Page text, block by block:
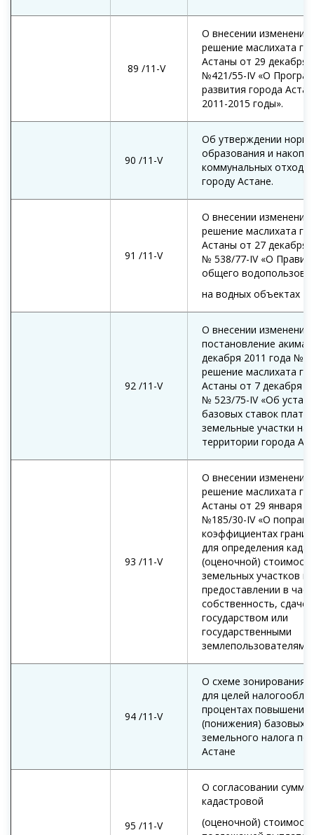
89 /11-V
О внесении изменений
решение маслихата
Астаны от 29 декабря
№421/55-IV «О
развития города
2011-2015 годы».
90 /11-V
Об утверждении норм
образования и
коммунальных
городу Астане.
91 /11-V
О внесении изменений
решение маслихата
Астаны от 27 декабря
№ 538/77-IV «О
общего
на водных объектах
92 /11-V
О внесении изменений
постановление
декабря 2011 года №
решение маслихата
Астаны от 7 декабря
№ 523/75-IV «Об
базовых ставок платы
земельные участки на
территории города
93 /11-V
О внесении изменения
решение маслихата
Астаны от 29 января
№185/30-IV «О
коэффициентах
для определения
(оценочной)
земельных участков
предоставлении в
собственность, сдаче
государством или
государственными
землепользователями
94 /11-V
О схеме зонирования
для целей
процентах повышения
(понижения) базовых
земельного налога по
Астане
95 /11-V
О согласовании суммы
кадастровой
(оценочной)